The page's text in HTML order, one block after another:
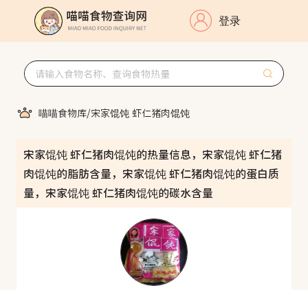
登录
喵喵食物库/宋家馄饨 虾仁猪肉馄饨
宋家馄饨 虾仁猪肉馄饨的热量信息，宋家馄饨 虾仁猪
肉馄饨的脂肪含量，宋家馄饨 虾仁猪肉馄饨的蛋白质
量，宋家馄饨 虾仁猪肉馄饨的碳水含量